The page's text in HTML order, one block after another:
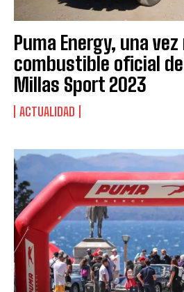
Puma Energy, una
combustible oficial de
Millas Sport 2023
ACTUALIDAD